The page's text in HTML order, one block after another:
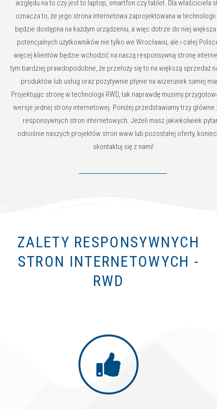
względu na to czy jest to laptop, smartfon czy tablet. Dla właściciela
oznacza to, że jego strona internetowa zaprojektowana w technologii
będzie dostępna na każdym urządzeniu, a więc dotrze do niej
potencjalnych użytkowników nie tylko we Wrocławiu, ale i całej
więcej klientów będzie wchodzić na naszą responsywną stronę
tym bardziej prawdopodobne, że przełoży się to na większą sprzedaż
produktów lub usług oraz pozytywnie płynie na wizerunek samej
Projektując stronę w technologii RWD, tak naprawdę musimy
wersje jednej strony internetowej. Poniżej przedstawiamy trzy główne
responsywnych stron internetowych. Jeżeli masz jakiekolwiek
odnośnie naszych projektów stron www lub pozostałej oferty,
skontaktuj się z nami!
ZALETY RESPONSYWNYCH
STRON INTERNETOWYCH -
RWD